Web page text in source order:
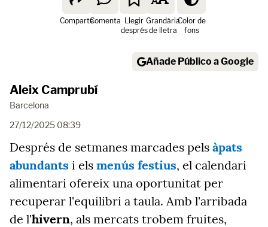
ComparteComenta Llegir
després
Grandària
de lletra
Color de
fons
Añade Público a Google
Aleix Camprubí
Barcelona
27/12/2025 08:39
Després de setmanes marcades pels àpats
abundants i els menús festius, el calendari
alimentari ofereix una oportunitat per
recuperar l'equilibri a taula. Amb l'arribada
de l'hivern, als mercats trobem fruites,